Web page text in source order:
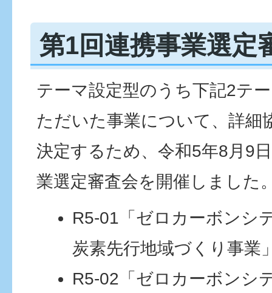
第1回連携事業選定
テーマ設定型のうち下記2テ
ただいた事業について、詳細
決定するため、令和5年8月9
業選定審査会を開催しました
R5-01「ゼロカーボンシ
炭素先行地域づくり事業
R5-02「ゼロカーボンシ